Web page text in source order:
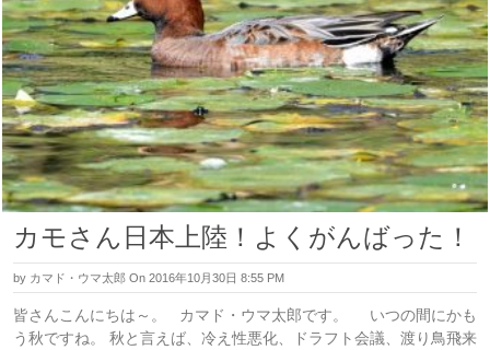
カモさん日本上陸！よくがんばった！
by カマド・ウマ太郎 On 2016年10月30日 8:55 PM
皆さんこんにちは～。 カマド・ウマ太郎です。 いつの間にかも
う秋ですね。 秋と言えば、冷え性悪化、ドラフト会議、渡り鳥飛来